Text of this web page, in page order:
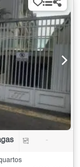
-